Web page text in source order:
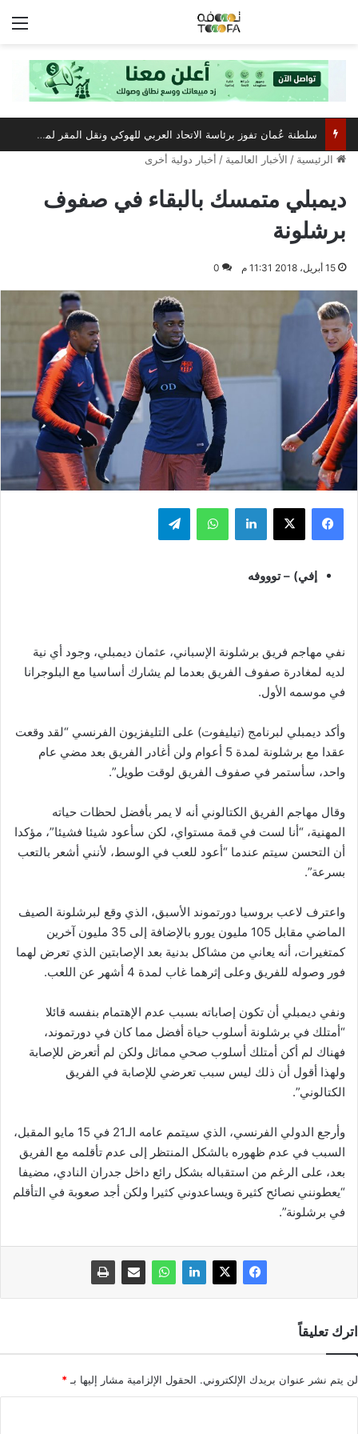
سلطنة عُمان تفوز برئاسة الاتحاد العربي للهوكي ونقل المقر لمسقط
الرئيسية / الأخبار العالمية / أخبار دولية أخرى
ديمبلي متمسك بالبقاء في صفوف
برشلونة
15 أبريل، 2018 11:31 م 0
فيسبوك ‫X لينكدإن واتساب تيلقرام
إفي) – توووفه
نفي مهاجم فريق برشلونة الإسباني، عثمان ديمبلي، وجود أي نية
لديه لمغادرة صفوف الفريق بعدما لم يشارك أساسيا مع البلوجرانا
في موسمه الأول.
وأكد ديمبلي لبرنامج (تيليفوت) على التليفزيون الفرنسي “لقد وقعت
عقدا مع برشلونة لمدة 5 أعوام ولن أغادر الفريق بعد مضي عام
واحد، سأستمر في صفوف الفريق لوقت طويل”.
وقال مهاجم الفريق الكتالوني أنه لا يمر بأفضل لحظات حياته
المهنية، “أنا لست في قمة مستواي، لكن سأعود شيئا فشيئا”، مؤكدا
أن التحسن سيتم عندما “أعود للعب في الوسط، لأنني أشعر بالتعب
بسرعة”.
واعترف لاعب بروسيا دورتموند الأسبق، الذي وقع لبرشلونة الصيف
الماضي مقابل 105 مليون يورو بالإضافة إلى 35 مليون آخرين
كمتغيرات، أنه يعاني من مشاكل بدنية بعد الإصابتين الذي تعرض لهما
فور وصوله للفريق وعلى إثرهما غاب لمدة 4 أشهر عن اللعب.
ونفي ديمبلي أن تكون إصاباته بسبب عدم الإهتمام بنفسه قائلا
“أمتلك في برشلونة أسلوب حياة أفضل مما كان في دورتموند،
فهناك لم أكن أمتلك أسلوب صحي مماثل ولكن لم أتعرض للإصابة
ولهذا أقول أن ذلك ليس سبب تعرضي للإصابة في الفريق
الكتالوني”.
وأرجع الدولي الفرنسي، الذي سيتمم عامه الـ21 في 15 مايو المقبل،
السبب في عدم ظهوره بالشكل المنتظر إلى عدم تأقلمه مع الفريق
بعد، على الرغم من استقباله بشكل رائع داخل جدران النادي، مضيفا
“يعطونني نصائح كثيرة ويساعدوني كثيرا ولكن أجد صعوبة في التأقلم
في برشلونة”.
اترك تعليقاً
لن يتم نشر عنوان بريدك الإلكتروني. الحقول الإلزامية مشار إليها بـ*